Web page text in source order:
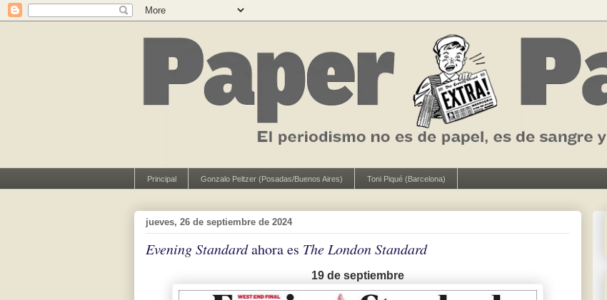
Principal Gonzalo Peltzer (Posadas/Buenos Aires) Toni Piqué (Barcelona)
jueves, 26 de septiembre de 2024
Evening Standardahora es The London Standard
19 de septiembre